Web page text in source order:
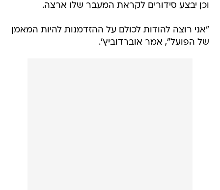
וכן יבצע סידורים לקראת המעבר שלו ארצה.
"אני רוצה להודות לכולם על ההזדמנות להיות המאמן
של הפועל", אמר אוברדוביץ'.